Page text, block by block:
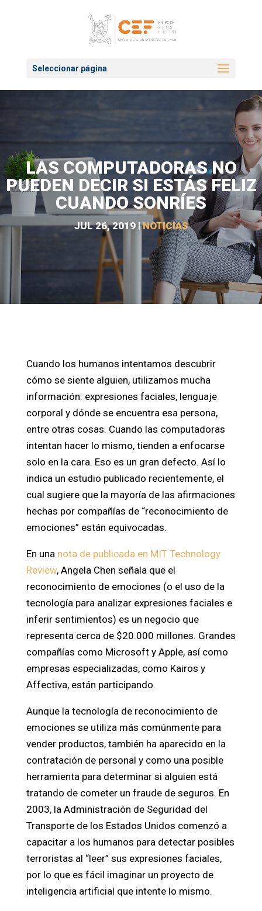
Seleccionar página
LAS COMPUTADORAS NO
PUEDEN DECIR SI ESTÁS FELIZ
CUANDO SONRÍES
JUL 26, 2019|NOTICIAS
Cuando los humanos intentamos descubrir
cómo se siente alguien, utilizamos mucha
información: expresiones faciales, lenguaje
corporal y dónde se encuentra esa persona,
entre otras cosas. Cuando las computadoras
intentan hacer lo mismo, tienden a enfocarse
solo en la cara. Eso es un gran defecto. Así lo
indica un estudio publicado recientemente, el
cual sugiere que la mayoría de las afirmaciones
hechas por compañías de “reconocimiento de
emociones” están equivocadas.
En una nota de publicada en MIT Technology
Review, Angela Chen señala que el
reconocimiento de emociones (o el uso de la
tecnología para analizar expresiones faciales e
inferir sentimientos) es un negocio que
representa cerca de $20.000 millones. Grandes
compañías como Microsoft y Apple, así como
empresas especializadas, como Kairos y
Affectiva, están participando.
Aunque la tecnología de reconocimiento de
emociones se utiliza más comúnmente para
vender productos, también ha aparecido en la
contratación de personal y como una posible
herramienta para determinar si alguien está
tratando de cometer un fraude de seguros. En
2003, la Administración de Seguridad del
Transporte de los Estados Unidos comenzó a
capacitar a los humanos para detectar posibles
terroristas al “leer” sus expresiones faciales,
por lo que es fácil imaginar un proyecto de
inteligencia artificial que intente lo mismo.